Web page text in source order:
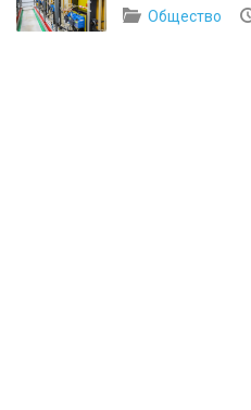
Общество